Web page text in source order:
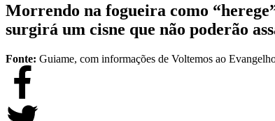
Morrendo na fogueira como
surgirá um cisne que não poderão
Fonte: Guiame, com informações de Voltemos ao